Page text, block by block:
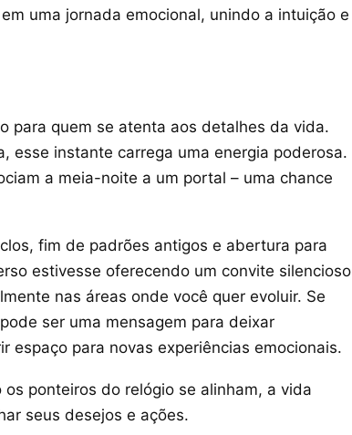
uma jornada emocional, unindo a intuição e
para quem se atenta aos detalhes da vida.
esse instante carrega uma energia poderosa.
a meia-noite a um portal – uma chance
fim de padrões antigos e abertura para
estivesse oferecendo um convite silencioso
nas áreas onde você quer evoluir. Se
ser uma mensagem para deixar
espaço para novas experiências emocionais.
os ponteiros do relógio se alinham, a vida
seus desejos e ações.